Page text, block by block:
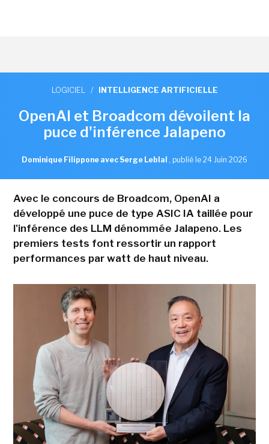
LOGICIEL / INTELLIGENCE ARTIFICIELLE
OpenAI et Broadcom dévoilent la
puce d'inférence Jalapeno
Dominique Filippone avec Serge Leblal , publié le 24 Juin 2026
Avec le concours de Broadcom, OpenAI a
développé une puce de type ASIC IA taillée pour
l'inférence des LLM dénommée Jalapeno. Les
premiers tests font ressortir un rapport
performances par watt de haut niveau.